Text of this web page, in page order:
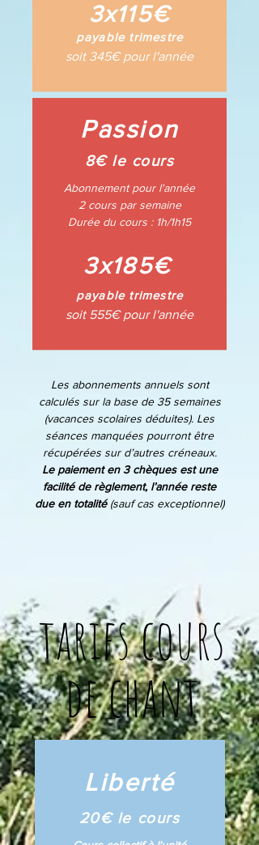
3x115€
payable trimestre
soit 345€ pour l'année
Passion
8€ le cours
Abonnement pour l'année
2 cours par semaine
Durée du cours : 1h/1h15
3x185€
payable trimestre
soit 555€ pour l'année
Les abonnements annuels sont
calculés sur la base de 35 semaines
(vacances scolaires déduites). Les
séances manquées pourront être
récupérées sur d’autres créneaux.
Le paiement en 3 chèques est une
facilité de règlement, l’année reste
due en totalité(sauf cas exceptionnel)
tarifs cours
de chant
Liberté
20€ le cours